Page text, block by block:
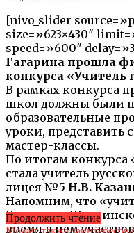
[nivo_slider
size=»623×430″
speed=»600″
Гагарина прошла
конкурса «Учитель
В рамках конкурса
школ должны были
образовательные
уроки, представить
мастер-классы.
По итогам
стала учитель
лицея №5 Н.В.
Напомним, что
Каменске-
время в нем
Продолжить чтение
Может также